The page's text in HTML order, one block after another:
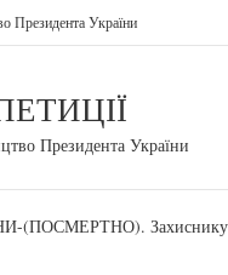
Президента України
Президента України
(ПОСМЕРТНО). Захиснику